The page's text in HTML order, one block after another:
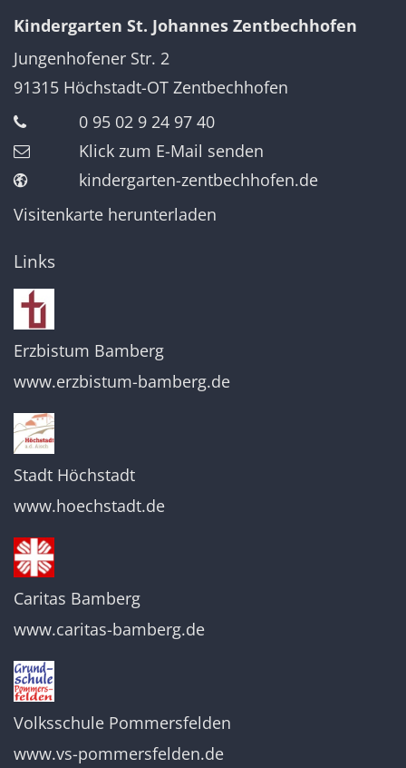
Kindergarten St. Johannes Zentbechhofen
Jungenhofener Str. 2
91315 Höchstadt-OT Zentbechhofen
0 95 02 9 24 97 40
Klick zum E-Mail senden
kindergarten-zentbechhofen.de
Visitenkarte herunterladen
Links
Erzbistum Bamberg
www.erzbistum-bamberg.de
Stadt Höchstadt
www.hoechstadt.de
Caritas Bamberg
www.caritas-bamberg.de
Volksschule Pommersfelden
www.vs-pommersfelden.de